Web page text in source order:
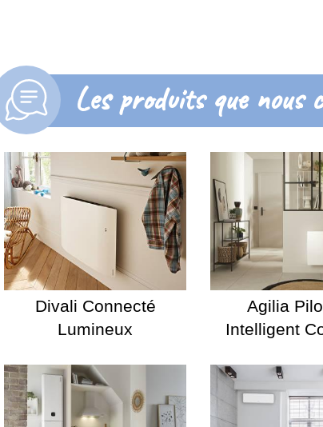
Les produits que nous
Divali Connecté
Lumineux
Agilia
Intelligent